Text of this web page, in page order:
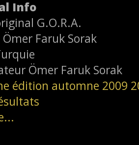
Info
G.O.R.A.
Ömer Faruk Sorak
Ömer Faruk Sorak
édition automne 2009